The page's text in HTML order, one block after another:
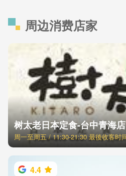
周边消费店家
树太老日本定食-台中青海店
4.4